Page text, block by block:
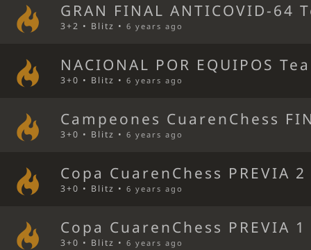
GRAN FINAL ANTICOVID-64
3+2 • Blitz •6 years ago
NACIONAL POR EQUIPOS
3+0 • Blitz •6 years ago
Campeones CuarenChess
3+0 • Blitz •6 years ago
Copa CuarenChess PREVIA
3+0 • Blitz •6 years ago
Copa CuarenChess PREVIA
3+0 • Blitz •6 years ago